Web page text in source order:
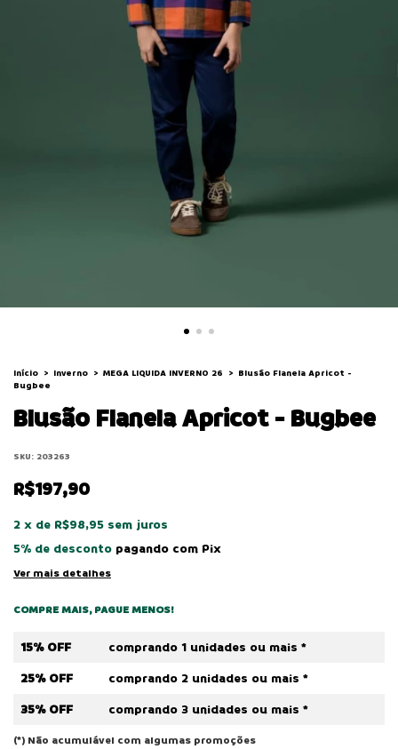
Início > Inverno > MEGA LIQUIDA INVERNO 26 > Blusão Flanela Apricot -
Bugbee
Blusão Flanela Apricot - Bugbee
SKU: 203263
R$197,90
2 x de R$98,95 sem juros
5% de desconto pagando com Pix
Ver mais detalhes
COMPRE MAIS, PAGUE MENOS!
15% OFF
comprando 1 unidades ou mais *
25% OFF
comprando 2 unidades ou mais *
35% OFF
comprando 3 unidades ou mais *
(*) Não acumulável com algumas promoções